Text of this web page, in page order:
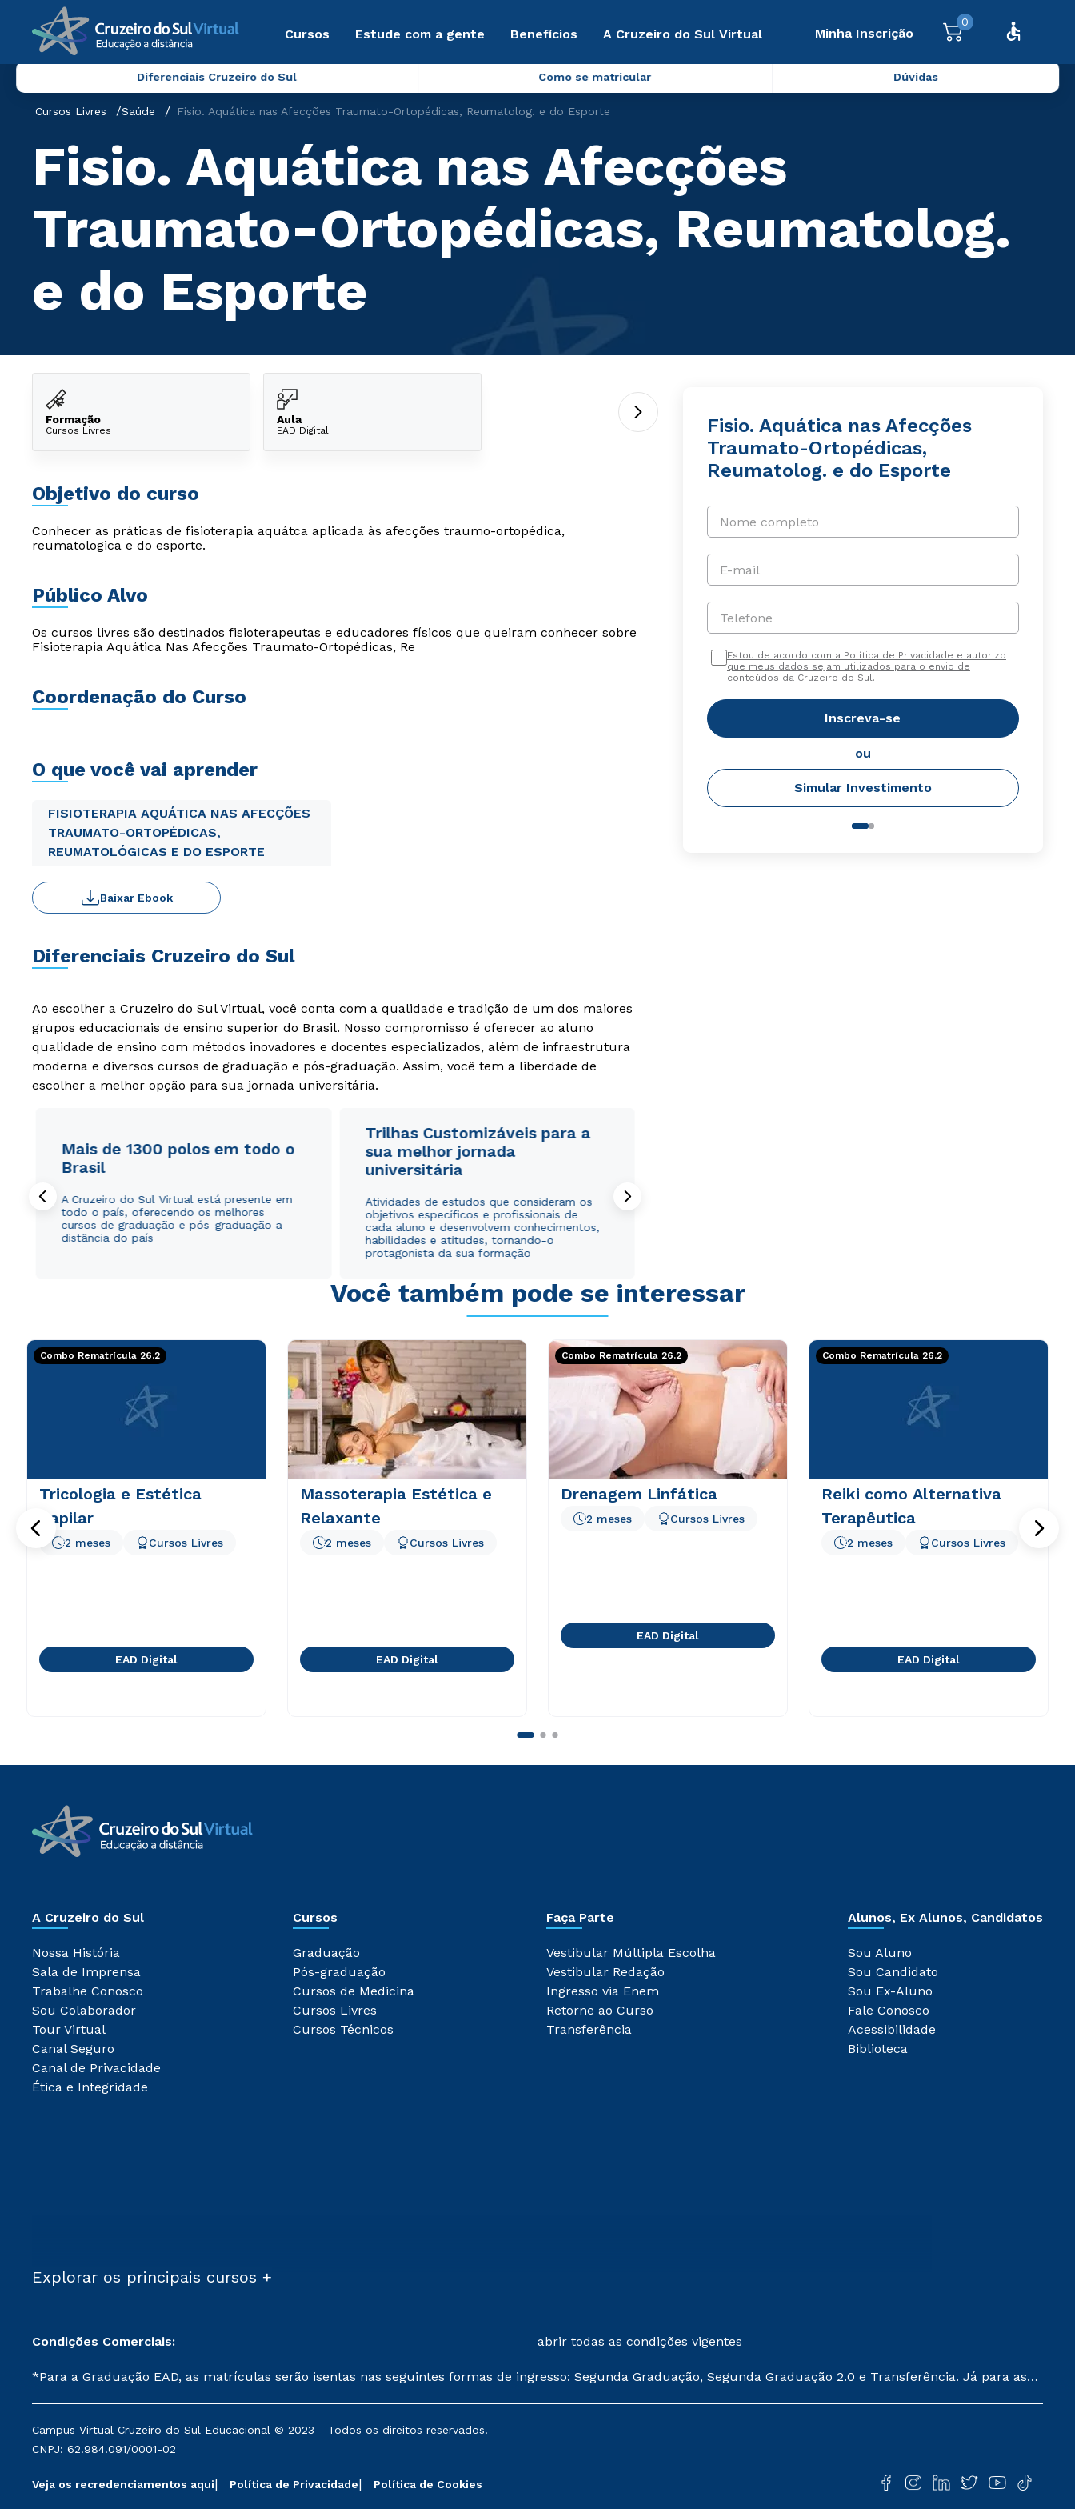
Cursos Estude com a gente Benefícios A Cruzeiro do Sul Virtual Minha Inscrição
0
Diferenciais Cruzeiro do Sul Como se matricular Dúvidas
Cursos Livres Saúde Fisio. Aquática nas Afecções Traumato-Ortopédicas, Reumatolog. e do Esporte
Fisio. Aquática nas Afecções
Traumato-Ortopédicas, Reumatolog.
e do Esporte
Formação
Cursos Livres
Aula
EAD Digital
Objetivo do curso
Conhecer as práticas de fisioterapia aquátca aplicada às afecções traumo-ortopédica,
reumatologica e do esporte.
Público Alvo
Os cursos livres são destinados fisioterapeutas e educadores físicos que queiram conhecer sobre
Fisioterapia Aquática Nas Afecções Traumato-Ortopédicas, Re
Coordenação do Curso
O que você vai aprender
FISIOTERAPIA AQUÁTICA NAS AFECÇÕES
TRAUMATO-ORTOPÉDICAS,
REUMATOLÓGICAS E DO ESPORTE
Baixar Ebook
Diferenciais Cruzeiro do Sul
Ao escolher a Cruzeiro do Sul Virtual, você conta com a qualidade e tradição de um dos maiores
grupos educacionais de ensino superior do Brasil. Nosso compromisso é oferecer ao aluno
qualidade de ensino com métodos inovadores e docentes especializados, além de infraestrutura
moderna e diversos cursos de graduação e pós-graduação. Assim, você tem a liberdade de
escolher a melhor opção para sua jornada universitária.
Mais de 1300 polos em todo o
Brasil
A Cruzeiro do Sul Virtual está presente em
todo o país, oferecendo os melhores
cursos de graduação e pós-graduação a
distância do país
Trilhas Customizáveis para a
sua melhor jornada
universitária
Atividades de estudos que consideram os
objetivos específicos e profissionais de
cada aluno e desenvolvem conhecimentos,
habilidades e atitudes, tornando-o
protagonista da sua formação
Fisio. Aquática nas Afecções
Traumato-Ortopédicas,
Reumatolog. e do Esporte
Nome completo
E-mail
Telefone
Estou de acordo com a Política de Privacidade e autorizo
que meus dados sejam utilizados para o envio de
conteúdos da Cruzeiro do Sul.
Inscreva-se
ou
Simular Investimento
Você também pode se interessar
Combo Rematrícula 26.2
Tricologia e Estética
Capilar
2 meses Cursos Livres
EAD Digital
Massoterapia Estética e
Relaxante
2 meses Cursos Livres
EAD Digital
Combo Rematrícula 26.2
Drenagem Linfática
2 meses Cursos Livres
EAD Digital
Combo Rematrícula 26.2
Reiki como Alternativa
Terapêutica
2 meses Cursos Livres
EAD Digital
A Cruzeiro do Sul
Nossa História
Sala de Imprensa
Trabalhe Conosco
Sou Colaborador
Tour Virtual
Canal Seguro
Canal de Privacidade
Ética e Integridade
Cursos
Graduação
Pós-graduação
Cursos de Medicina
Cursos Livres
Cursos Técnicos
Faça Parte
Vestibular Múltipla Escolha
Vestibular Redação
Ingresso via Enem
Retorne ao Curso
Transferência
Alunos, Ex Alunos, Candidatos
Sou Aluno
Sou Candidato
Sou Ex-Aluno
Fale Conosco
Acessibilidade
Biblioteca
Explorar os principais cursos +
Condições Comerciais: abrir todas as condições vigentes
*Para a Graduação EAD, as matrículas serão isentas nas seguintes formas de ingresso: Segunda Graduação, Segunda Graduação 2.0 e Transferência. Já para as
mantidos conforme negociação. Descontos institucionais poderão sofrer alterações nos períodos de rematrícula conforme exposto no contrato de prestação de
serviços.
Campus Virtual Cruzeiro do Sul Educacional © 2023 - Todos os direitos reservados.
CNPJ: 62.984.091/0001-02
Veja os recredenciamentos aqui Política de Privacidade Política de Cookies
WhatsApp
ou
Estou de acordo com aPolítica de Privacidade.e
autorizo que meus dados sejam utilizados para o
envio de conteúdos da Cruzeiro do Sul.
WhatsApp
ou
Estou de acordo com aPolítica de Privacidade.e
autorizo que meus dados sejam utilizados para o
envio de conteúdos da Cruzeiro do Sul.